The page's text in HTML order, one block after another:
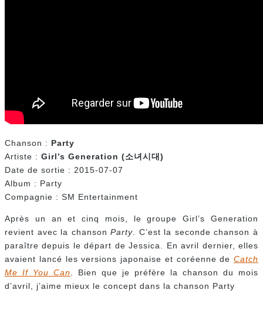
Chanson : Party
Artiste : Girl’s Generation (소녀시대)
Date de sortie : 2015-07-07
Album : Party
Compagnie : SM Entertainment
Après un an et cinq mois, le groupe Girl’s Generation
revient avec la chansonParty . C’est la seconde chanson à
paraître depuis le départ de Jessica. En avril dernier, elles
avaient lancé les versions japonaise et coréenne de Catch
Me If You Can . Bien que je préfère la chanson du mois
d’avril, j’aime mieux le concept dans la chanson Party